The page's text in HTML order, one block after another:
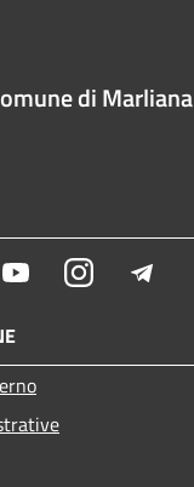
di Marliana
YoutubeInstagram